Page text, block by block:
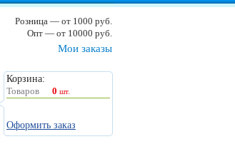
Мои заказы
Корзина:
Товаров
0 шт.
Оформить заказ
Розница — от 1000 руб.
Опт — от 10000 руб.